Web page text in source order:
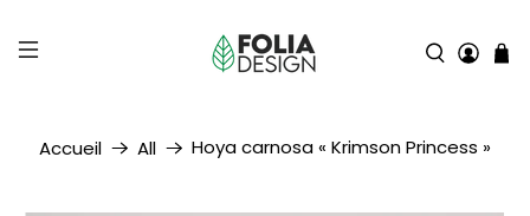
Accueil All Hoya carnosa « Krimson Princess »